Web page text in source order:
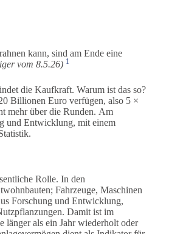
kann, sind am Ende eine
vom 8.5.26) 1
die Kaufkraft. Warum ist das so?
Billionen Euro verfügen, also 5 ×
mehr über die Runden. Am
und Entwicklung, mit einem
Rolle. In den
Fahrzeuge, Maschinen
Forschung und Entwicklung,
Damit ist im
länger als ein Jahr wiederholt oder